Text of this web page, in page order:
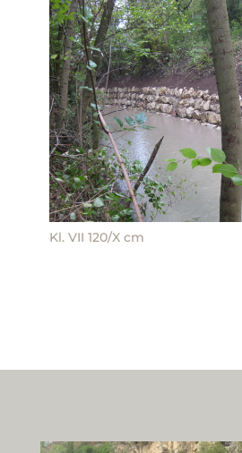
Kl. VII 120/X cm